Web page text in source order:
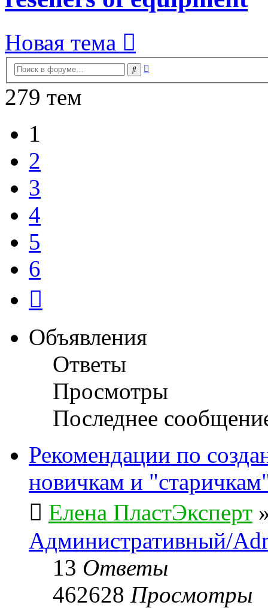
Новая тема
Поиск
279 тем
1
2
3
4
5
6
Объявления
Ответы
Просмотры
Последнее
Рекомендации по
новичкам и
Елена ПластЭксперт
Административный/
13 Ответы
462628 Просмотры